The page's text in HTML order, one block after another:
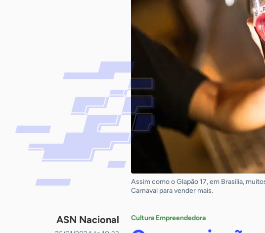
Assim como o Glapão 17, em Brasília,
Carnaval para vender mais.
ASN Nacional Cultura Empreendedora